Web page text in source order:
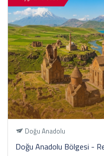
Doğu Anadolu
Doğu Anadolu Bölgesi -